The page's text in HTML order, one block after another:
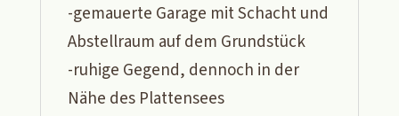
-gemauerte Garage mit Schacht und
Abstellraum auf dem Grundstück
-ruhige Gegend, dennoch in der
Nähe des Plattensees